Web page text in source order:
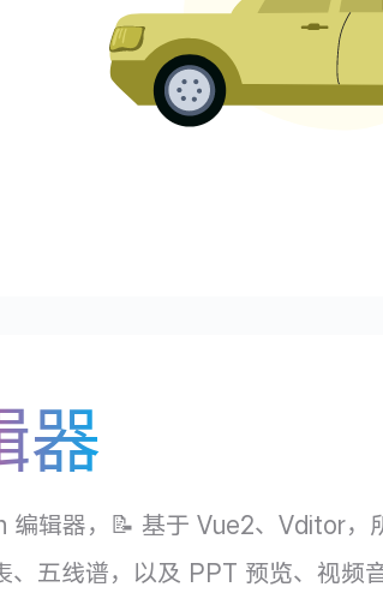
器
辑器，📝 基于 Vue2、Vditor，
五线谱，以及 PPT 预览、视频